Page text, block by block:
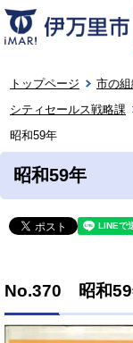
トップページ 市の
シティセールス戦略課
昭和59年
昭和59年
No.370 昭和59